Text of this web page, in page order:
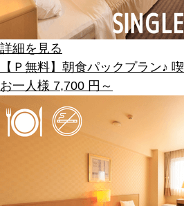
詳細を見る
【Ｐ無料】朝食パックプラン♪
お一人様 7,700 円～